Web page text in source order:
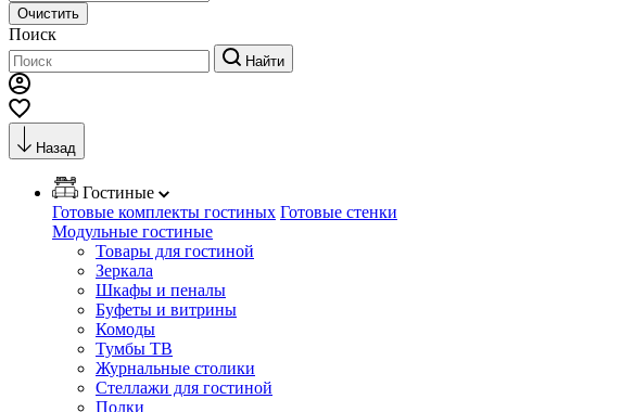
Очистить
Поиск
Найти
Назад
Гостиные
Готовые комплекты гостиных Готовые стенки
Модульные гостиные
Товары для гостиной
Зеркала
Шкафы и пеналы
Буфеты и витрины
Комоды
Тумбы ТВ
Журнальные столики
Стеллажи для гостиной
Полки